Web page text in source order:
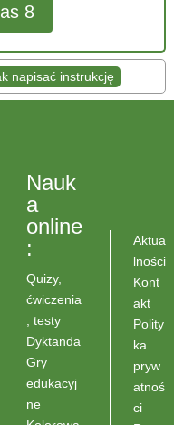
8
napisać instrukcję
Nauk
a
online
:
Quizy,
ćwiczenia
, testy
Dyktanda
Gry
edukacyj
ne
Aktua
lności
Kont
akt
Polity
ka
pryw
atnoś
ci